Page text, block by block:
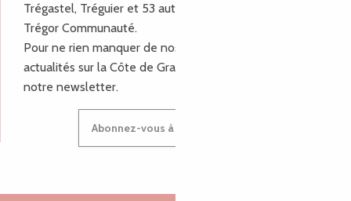
Trégastel, Tréguier et 53 autres communes de Lannion-
Trégor Communauté.
Pour ne rien manquer de nos bons plans et nos
actualités sur la Côte de Granit Rose, inscrivez-vous à
notre newsletter.
Abonnez-vous à notre newsletter